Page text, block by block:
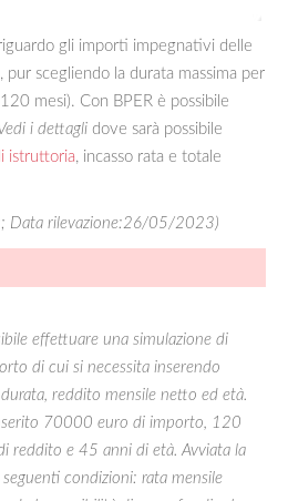
gli importi impegnativi delle
scegliendo la durata massima per
mesi). Con BPER è possibile
i dettagli dove sarà possibile
istruttoria, incasso rata e totale
Data rilevazione:26/05/2023)
effettuare una simulazione di
di cui si necessita inserendo
durata, reddito mensile netto ed età.
70000 euro di importo, 120
reddito e 45 anni di età. Avviata la
condizioni: rata mensile